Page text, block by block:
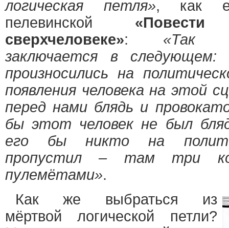
логическая петля», как
пелевинской
сверхчеловеке»: «Так
заключается в
произносились на
появления человека на этой
перед нами блядь и
бы этот человек не был
его бы никто на
пропустил–там три
пулемётами».
Как же выбраться из
мёртвой логической петли?